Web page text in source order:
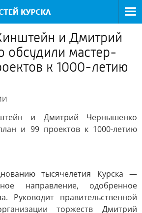
и Дмитрий
обсудили мастер-
к 1000-летию
тысячелетия Курска —
направление, одобренное
Руководит правительственной
торжеств Дмитрий